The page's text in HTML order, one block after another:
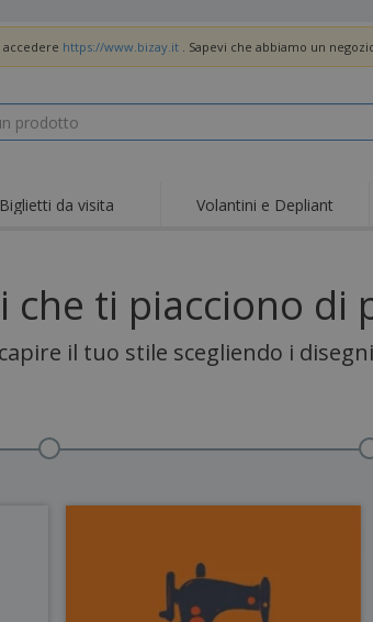
https://www.bizay.it . Sapevi che abbiamo un
Biglietti da visita Volantini e Depliant
che ti piacciono di
il tuo stile scegliendo i